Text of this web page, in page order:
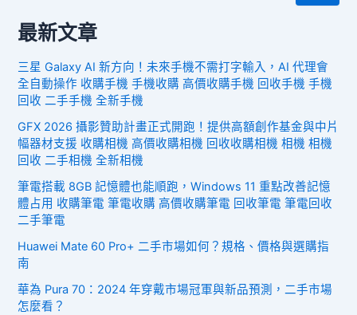
最新文章
三星 Galaxy AI 新方向！未來手機不需打字輸入，AI 代理會
全自動操作 收購手機 手機收購 高價收購手機 回收手機 手機
回收 二手手機 全新手機
GFX 2026 攝影贊助計畫正式開跑！提供高額創作基金與中片
幅器材支援 收購相機 高價收購相機 回收收購相機 相機 相機
回收 二手相機 全新相機
筆電搭載 8GB 記憶體也能順跑，Windows 11 重點改善記憶
體占用 收購筆電 筆電收購 高價收購筆電 回收筆電 筆電回收
二手筆電
Huawei Mate 60 Pro+ 二手市場如何？規格、價格與選購指
南
華為 Pura 70：2024 年穿戴市場冠軍與新品預測，二手市場
怎麼看？